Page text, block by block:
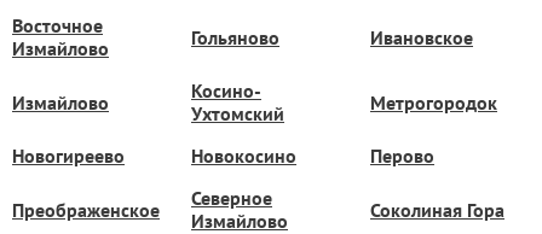
Восточное
Измайлово
Гольяново Ивановское
Измайлово
Косино-
Ухтомский
Метрогородок
Новогиреево Новокосино Перово
Преображенское
Северное
Измайлово
Соколиная Гора